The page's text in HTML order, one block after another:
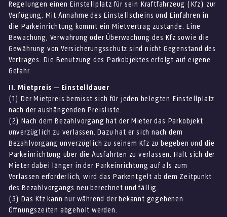
Regelungen einen Einstellplatz für sein Kraftfahrzeug (Kfz) zur
Verfügung. Mit Annahme des Einstellscheins und Einfahren in
die Parkeinrichtung kommt ein Mietvertrag zustande. Eine
Bewachung, Verwahrung oder Überwachung des Kfz sowie die
Gewährung von Versicherungsschutz sind nicht Gegenstand des
Vertrages. Die Benutzung des Parkobjektes erfolgt auf eigene
Gefahr.
II. Mietpreis – Einstelldauer
(1) Der Mietpreis bemisst sich für jeden belegten Einstellplatz
nach der aushängenden Preisliste.
(2) Nach dem Bezahlvorgang hat der Mieter das Parkobjekt
unverzüglich zu verlassen. Dazu hat er sich nach dem
Bezahlvorgang unverzüglich zu seinem Kfz zu begeben und die
Parkeinrichtung über die Ausfahrten zu verlassen. Hält sich der
Mieter dabei länger in der Parkeinrichtung auf als zum
Verlassen erforderlich, wird das Parkentgelt ab dem Zeitpunkt
des Bezahlvorgangs neu berechnet und fällig.
(3) Das Kfz kann nur während der bekannt gegebenen
Öffnungszeiten abgeholt werden.